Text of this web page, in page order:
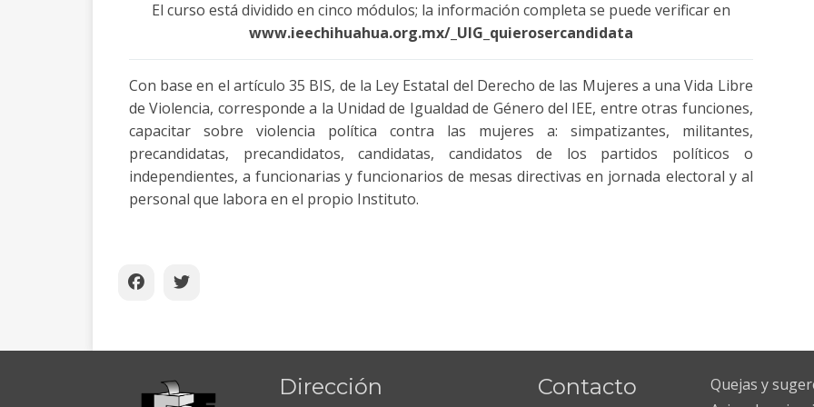
El curso está dividido en cinco módulos; la información completa se puede verificar en
www.ieechihuahua.org.mx/_UIG_quierosercandidata
Con base en el artículo 35 BIS, de la Ley Estatal del Derecho de las Mujeres a una Vida Libre
de Violencia, corresponde a la Unidad de Igualdad de Género del IEE, entre otras funciones,
capacitar sobre violencia política contra las mujeres a: simpatizantes, militantes,
precandidatas, precandidatos, candidatas, candidatos de los partidos políticos o
independientes, a funcionarias y funcionarios de mesas directivas en jornada electoral y al
personal que labora en el propio Instituto.
Dirección Contacto
Quejas y